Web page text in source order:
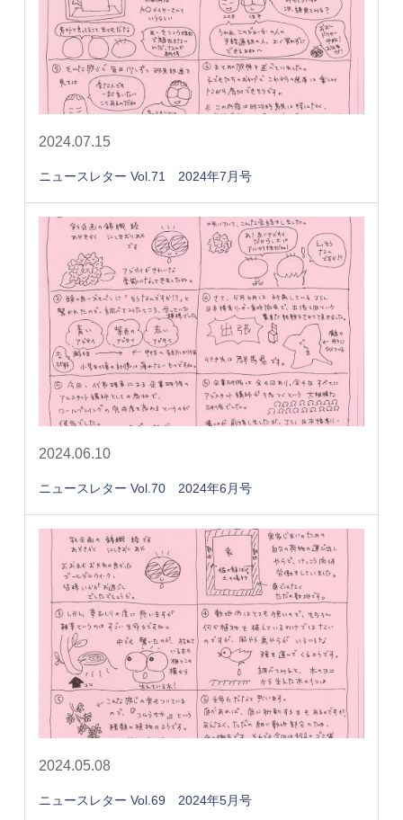
2024.07.15
ニュースレター Vol.71 2024年7月号
2024.06.10
ニュースレター Vol.70 2024年6月号
2024.05.08
ニュースレター Vol.69 2024年5月号